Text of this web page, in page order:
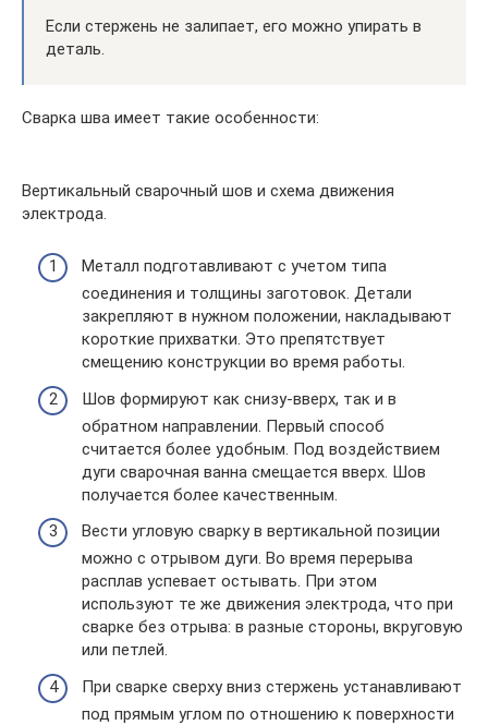
Если стержень не залипает, его можно упирать в
деталь.
Сварка шва имеет такие особенности:
Вертикальный сварочный шов и схема движения
электрода.
Металл подготавливают с учетом типа
соединения и толщины заготовок. Детали
закрепляют в нужном положении, накладывают
короткие прихватки. Это препятствует
смещению конструкции во время работы.
Шов формируют как снизу-вверх, так и в
обратном направлении. Первый способ
считается более удобным. Под воздействием
дуги сварочная ванна смещается вверх. Шов
получается более качественным.
Вести угловую сварку в вертикальной позиции
можно с отрывом дуги. Во время перерыва
расплав успевает остывать. При этом
используют те же движения электрода, что при
сварке без отрыва: в разные стороны, вкруговую
или петлей.
При сварке сверху вниз стержень устанавливают
под прямым углом по отношению к поверхности